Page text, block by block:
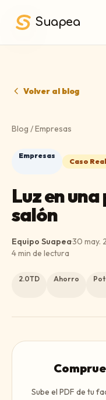
Suapea
Volver al blog
Blog /Empresas
Empresas
Caso Real
Luz en
salón
Equipo Suapea·30 may.
4min de lectura
2.0TD Ahorro
Sube el PDF de tu